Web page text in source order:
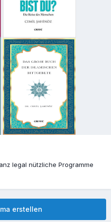
legal nützliche Programme
erstellen